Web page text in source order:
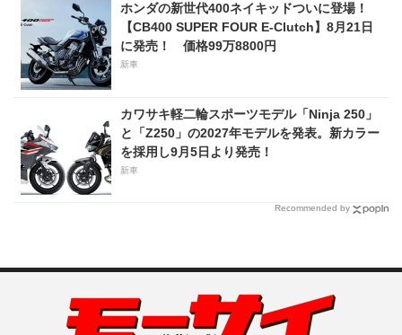
ホンダの新世代400ネイキッドついに登場！
【CB400 SUPER FOUR E-Clutch】8月21日
に発売！ 価格99万8800円
新車
カワサキ軽二輪スポーツモデル「Ninja 250」
と「Z250」の2027年モデルを発表。新カラー
を採用し9月5日より発売！
新車
Recommended by